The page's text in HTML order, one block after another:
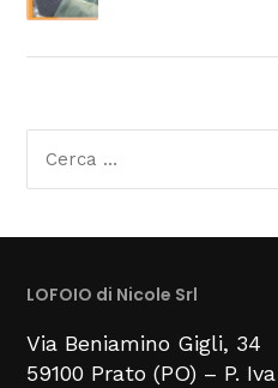
R
e
a
r
:LOFOIO di Nicole Srl
Via Beniamino Gigli, 34
59100 Prato (PO) – P.